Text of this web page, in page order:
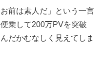
前は素人だ」という一言
乗して200万PVを突破
だかむなしく見えてしま